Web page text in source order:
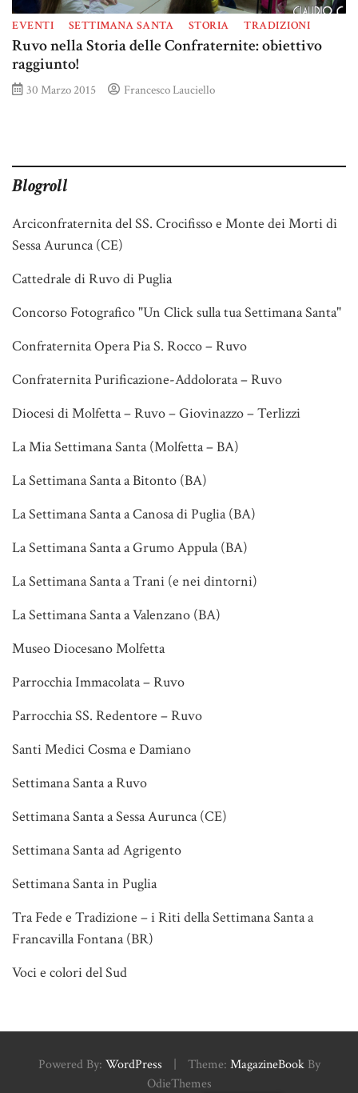
EVENTI SETTIMANA SANTA STORIA TRADIZIONI
Ruvo nella Storia delle Confraternite: obiettivo
raggiunto!
30 Marzo 2015 Francesco Lauciello
Blogroll
Arciconfraternita del SS. Crocifisso e Monte dei Morti di
Sessa Aurunca (CE)
Cattedrale di Ruvo di Puglia
Concorso Fotografico "Un Click sulla tua Settimana Santa"
Confraternita Opera Pia S. Rocco – Ruvo
Confraternita Purificazione-Addolorata – Ruvo
Diocesi di Molfetta – Ruvo – Giovinazzo – Terlizzi
La Mia Settimana Santa (Molfetta – BA)
La Settimana Santa a Bitonto (BA)
La Settimana Santa a Canosa di Puglia (BA)
La Settimana Santa a Grumo Appula (BA)
La Settimana Santa a Trani (e nei dintorni)
La Settimana Santa a Valenzano (BA)
Museo Diocesano Molfetta
Parrocchia Immacolata – Ruvo
Parrocchia SS. Redentore – Ruvo
Santi Medici Cosma e Damiano
Settimana Santa a Ruvo
Settimana Santa a Sessa Aurunca (CE)
Settimana Santa ad Agrigento
Settimana Santa in Puglia
Tra Fede e Tradizione – i Riti della Settimana Santa a
Francavilla Fontana (BR)
Voci e colori del Sud
Powered By: WordPress Theme: MagazineBookBy
OdieThemes